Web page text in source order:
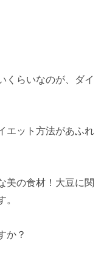
くらいなのが、ダイ
エット方法があふれ
美の食材！大豆に関
か？